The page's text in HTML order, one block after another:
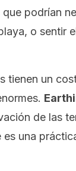
podrían
o sentir
tienen un
de las
una